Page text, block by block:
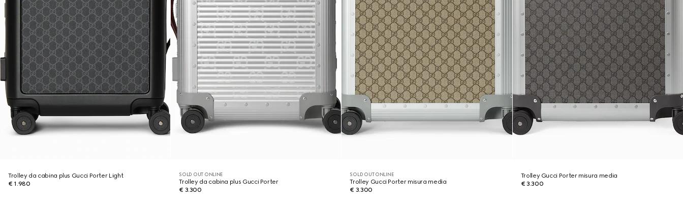
Trolley da cabina plus Gucci Porter Light
€ 1.980
SOLD OUT ONLINE
Trolley da cabina plus Gucci Porter
€ 3.300
SOLD OUT ONLINE
Trolley Gucci Porter misura media
€ 3.300
Trolley Gucci Porter misura media
€ 3.300